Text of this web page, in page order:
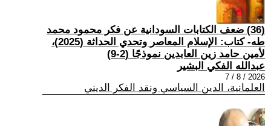
(36) ضعف الكتابات السودانية عن فكر محمود محمد
طه- كتاب: الإسلام المعاصر وتحدي الحداثة (2025)،
لأمين حامد زين العابدين نموذجًا (2-9)
عبدالله الفكي البشير
2026 / 8 / 7
العلمانية، الدين السياسي ونقد الفكر الديني